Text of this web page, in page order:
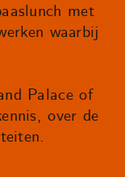
met
waarbij
Palace of
over de